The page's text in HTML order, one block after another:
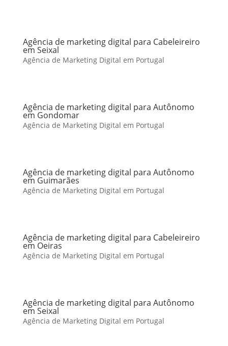
Agência de marketing digital para Cabeleireiro
em Seixal
Agência de Marketing Digital em Portugal
Agência de marketing digital para Autônomo
em Gondomar
Agência de Marketing Digital em Portugal
Agência de marketing digital para Autônomo
em Guimarães
Agência de Marketing Digital em Portugal
Agência de marketing digital para Cabeleireiro
em Oeiras
Agência de Marketing Digital em Portugal
Agência de marketing digital para Autônomo
em Seixal
Agência de Marketing Digital em Portugal